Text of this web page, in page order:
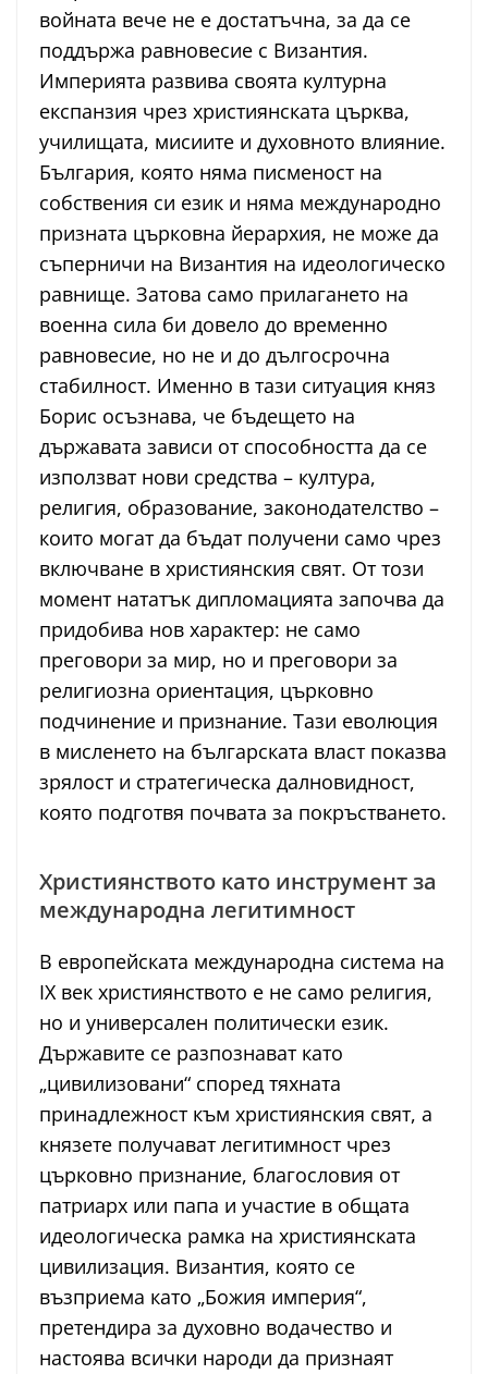
войната вече не е достатъчна, за да се
поддържа равновесие с Византия.
Империята развива своята културна
експанзия чрез християнската църква,
училищата, мисиите и духовното влияние.
България, която няма писменост на
собствения си език и няма международно
призната църковна йерархия, не може да
съперничи на Византия на идеологическо
равнище. Затова само прилагането на
военна сила би довело до временно
равновесие, но не и до дългосрочна
стабилност. Именно в тази ситуация княз
Борис осъзнава, че бъдещето на
държавата зависи от способността да се
използват нови средства – култура,
религия, образование, законодателство –
които могат да бъдат получени само чрез
включване в християнския свят. От този
момент нататък дипломацията започва да
придобива нов характер: не само
преговори за мир, но и преговори за
религиозна ориентация, църковно
подчинение и признание. Тази еволюция
в мисленето на българската власт показва
зрялост и стратегическа далновидност,
която подготвя почвата за покръстването.
Християнството като инструмент за
международна легитимност
В европейската международна система на
IX век християнството е не само религия,
но и универсален политически език.
Държавите се разпознават като
„цивилизовани“ според тяхната
принадлежност към християнския свят, а
князете получават легитимност чрез
църковно признание, благословия от
патриарх или папа и участие в общата
идеологическа рамка на християнската
цивилизация. Византия, която се
възприема като „Божия империя“,
претендира за духовно водачество и
настоява всички народи да признаят